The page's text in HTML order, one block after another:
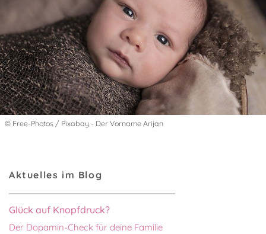
© Free-Photos / Pixabay - Der Vorname Arijan
Aktuelles im Blog
Glück auf Knopfdruck?
Der Dopamin-Check für deine Familie